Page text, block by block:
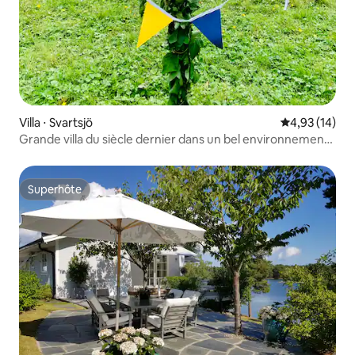
Villa ⋅ Svartsjö Évaluation
4,93 (14)
Grande villa du siècle dernier dans un bel environnement
Superhôte
Superhôte